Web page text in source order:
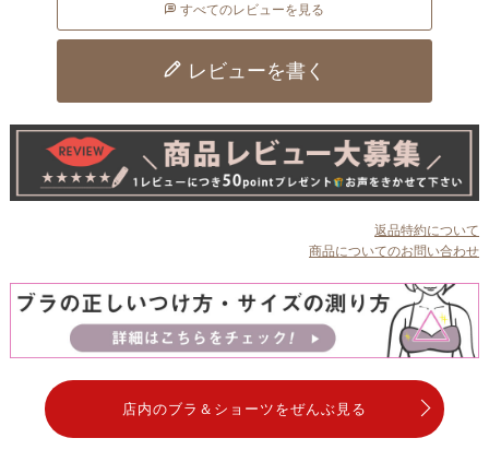
すべてのレビューを見る
レビューを書く
返品特約について
商品についてのお問い合わせ
店内のブラ＆ショーツをぜんぶ見る